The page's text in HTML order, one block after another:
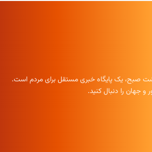
صبح، یک پایگاه خبری مستقل برای مردم است.
و جهان را دنبال کنید.